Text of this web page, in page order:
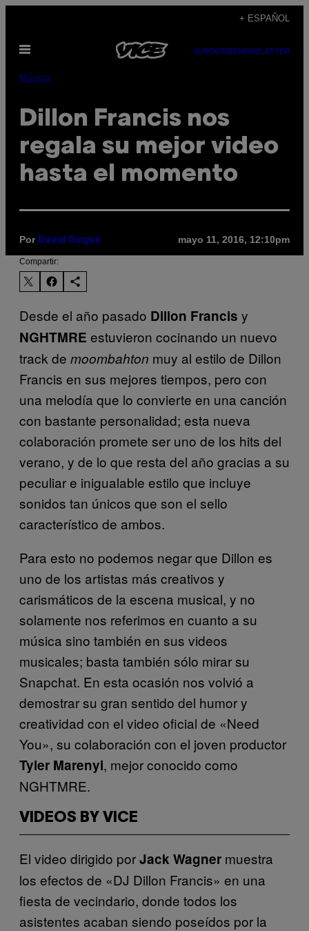
contenido
+ ESPAÑOL
Abrir
SUBSCRIBENEWSLETTER
Música
Dillon Francis nos
regala su mejor video
hasta el momento
Por David Duque mayo 11, 2016, 12:10pm
Compartir:
Desde el año pasado Dillon Francis y
NGHTMRE estuvieron cocinando un nuevo
track de moombahton muy al estilo de Dillon
Francis en sus mejores tiempos, pero con
una melodía que lo convierte en una canción
con bastante personalidad; esta nueva
colaboración promete ser uno de los hits del
verano, y de lo que resta del año gracias a su
peculiar e inigualable estilo que incluye
sonidos tan únicos que son el sello
característico de ambos.
Para esto no podemos negar que Dillon es
uno de los artistas más creativos y
carismáticos de la escena musical, y no
solamente nos referimos en cuanto a su
música sino también en sus videos
musicales; basta también sólo mirar su
Snapchat. En esta ocasión nos volvió a
demostrar su gran sentido del humor y
creatividad con el video oficial de «Need
You», su colaboración con el joven productor
Tyler Marenyi, mejor conocido como
NGHTMRE.
VIDEOS BY VICE
El video dirigido porJack Wagner muestra
los efectos de «DJ Dillon Francis» en una
fiesta de vecindario, donde todos los
asistentes acaban siendo poseídos por la